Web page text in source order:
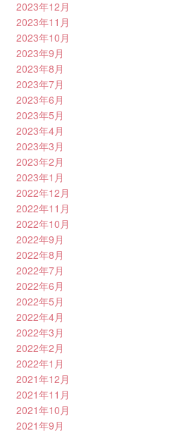
2023年12月
2023年11月
2023年10月
2023年9月
2023年8月
2023年7月
2023年6月
2023年5月
2023年4月
2023年3月
2023年2月
2023年1月
2022年12月
2022年11月
2022年10月
2022年9月
2022年8月
2022年7月
2022年6月
2022年5月
2022年4月
2022年3月
2022年2月
2022年1月
2021年12月
2021年11月
2021年10月
2021年9月